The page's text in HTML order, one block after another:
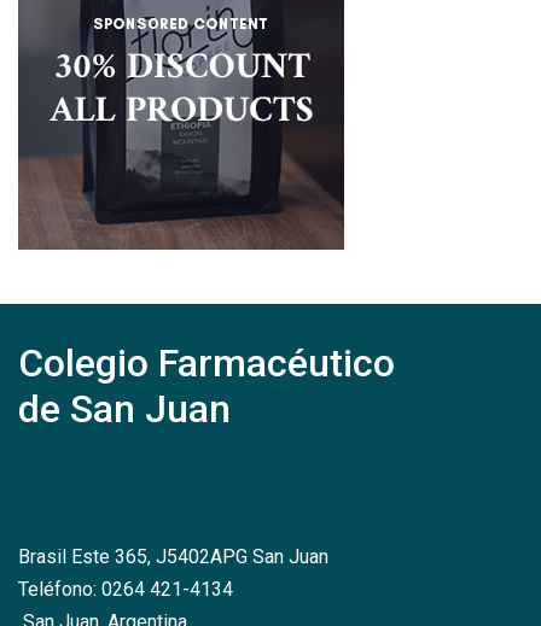
Colegio Farmacéutico
de San Juan
Brasil Este 365, J5402APG San Juan
Teléfono: 0264 421-4134